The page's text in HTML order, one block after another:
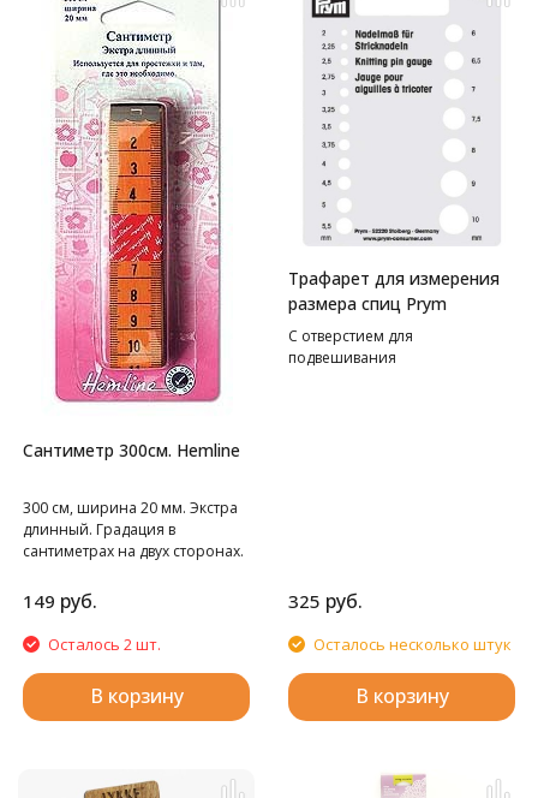
Сантиметр 300см. Hemline
300 см, ширина 20 мм. Экстра
длинный. Градация в
сантиметрах на двух сторонах.
149 руб.
Осталось 2 шт.
В корзину
Трафарет для измерения
размера спиц Prym
С отверстием для
подвешивания
325 руб.
Осталось несколько штук
В корзину